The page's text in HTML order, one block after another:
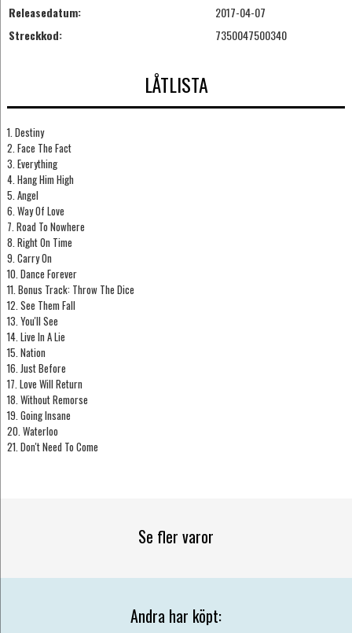
Releasedatum:
2017-04-07
Streckkod:
7350047500340
LÅTLISTA
1. Destiny
2. Face The Fact
3. Everything
4. Hang Him High
5. Angel
6. Way Of Love
7. Road To Nowhere
8. Right On Time
9. Carry On
10. Dance Forever
11. Bonus Track: Throw The Dice
12. See Them Fall
13. You'll See
14. Live In A Lie
15. Nation
16. Just Before
17. Love Will Return
18. Without Remorse
19. Going Insane
20. Waterloo
21. Don't Need To Come
Se fler varor
Andra har köpt: